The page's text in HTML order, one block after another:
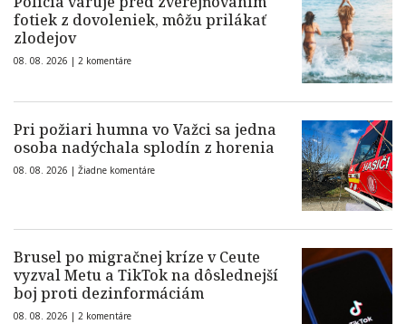
fotiek z dovoleniek, môžu prilákať
zlodejov
08. 08. 2026 | 2 komentáre
Pri požiari humna vo Važci sa jedna
osoba nadýchala splodín z horenia
08. 08. 2026 | Žiadne komentáre
Brusel po migračnej kríze v Ceute
vyzval Metu a TikTok na dôslednejší
boj proti dezinformáciám
08. 08. 2026 | 2 komentáre